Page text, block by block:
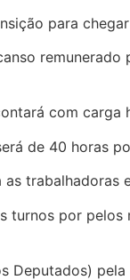
para
remunerado
com carga
de 40 horas
trabalhadoras
turnos por
Deputados)